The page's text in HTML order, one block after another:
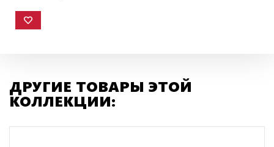
ДРУГИЕ ТОВАРЫ ЭТОЙ
КОЛЛЕКЦИИ: